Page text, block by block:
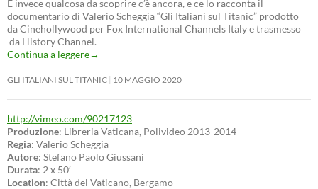
E invece qualcosa da scoprire c’è ancora, e ce lo racconta il
documentario di Valerio Scheggia “Gli Italiani sul Titanic” prodotto
da Cinehollywood per Fox International Channels Italy e trasmesso
da History Channel.
Continua a leggere→
GLI ITALIANI SUL TITANIC 10 MAGGIO 2020
http://vimeo.com/90217123
Produzione: Libreria Vaticana, Polivideo 2013-2014
Regia: Valerio Scheggia
Autore: Stefano Paolo Giussani
Durata: 2 x 50′
Location: Città del Vaticano, Bergamo